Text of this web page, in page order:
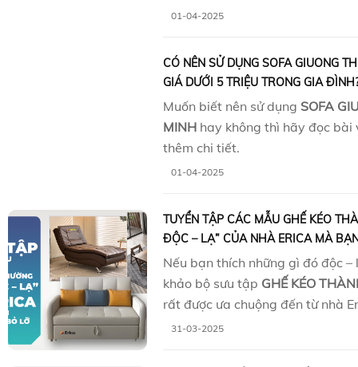
01-04-2025
CÓ NÊN SỬ DỤNG SOFA GIUONG
GIÁ DƯỚI 5 TRIỆU TRONG GIA
Muốn biết nên sử dụng SOFA
MINH hay không thì hãy đọc
thêm chi tiết.
01-04-2025
TUYỂN TẬP CÁC MẪU GHẾ KÉO
ĐỘC – LẠ” CỦA NHÀ ERICA MÀ
Nếu bạn thích những gì đó độc
khảo bộ sưu tập GHẾ KÉO
rất được ưa chuộng đến từ nhà
31-03-2025